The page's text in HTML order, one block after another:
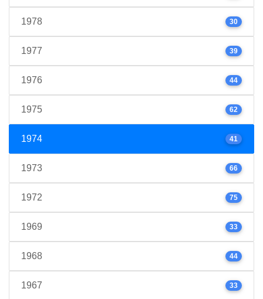
1978 30
1977 39
1976 44
1975 62
1974 41
1973 66
1972 75
1969 33
1968 44
1967 33